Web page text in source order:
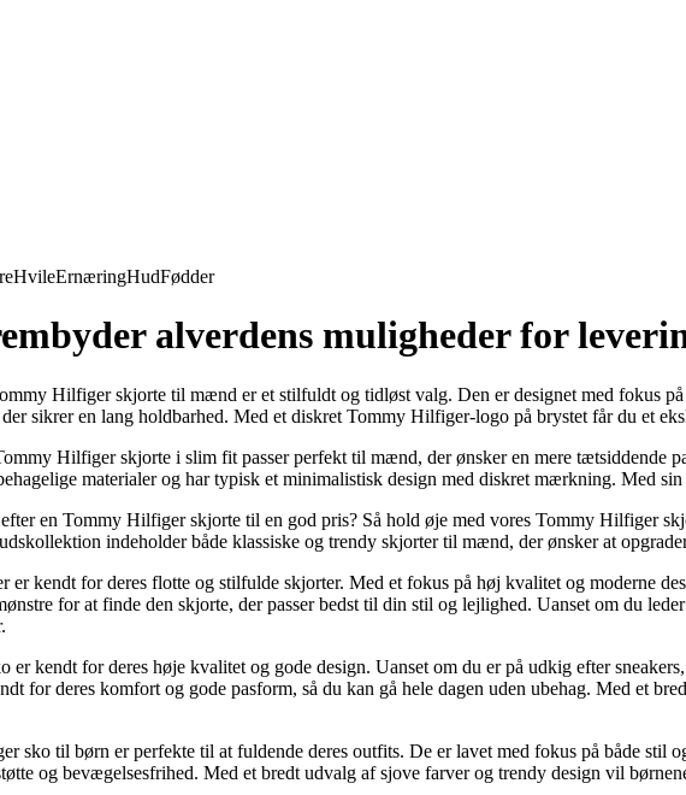
HvileErnæringHudFødder
alverdens muligheder for
Hilfiger skjorte til mænd er et stilfuldt og tidløst valg. Den er designet med fokus
sikrer en lang holdbarhed. Med et diskret Tommy Hilfiger-logo på brystet får du et
Hilfiger skjorte i slim fit passer perfekt til mænd, der ønsker en mere tætsiddende
materialer og har typisk et minimalistisk design med diskret mærkning. Med
en Tommy Hilfiger skjorte til en god pris? Så hold øje med vores Tommy Hilfiger
indeholder både klassiske og trendy skjorter til mænd, der ønsker at
kendt for deres flotte og stilfulde skjorter. Med et fokus på høj kvalitet og moderne
for at finde den skjorte, der passer bedst til din stil og lejlighed. Uanset om du
kendt for deres høje kvalitet og gode design. Uanset om du er på udkig efter
for deres komfort og gode pasform, så du kan gå hele dagen uden ubehag. Med et
sko til børn er perfekte til at fuldende deres outfits. De er lavet med fokus på både stil
og bevægelsesfrihed. Med et bredt udvalg af sjove farver og trendy design vil